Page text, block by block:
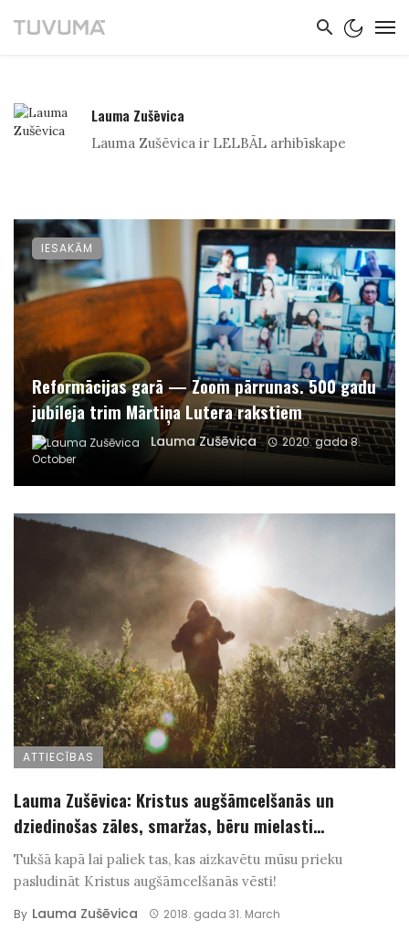
Lauma Zušēvica
Lauma Zušēvica ir LELBĀL arhibīskape
Reformācijas garā — Zoom pārrunas. 500 gadu
jubileja trim Mārtiņa Lutera rakstiem
Lauma Zušēvica
2020. gada 8.
October
IESAKĀM
ATTIECĪBAS
Lauma Zušēvica: Kristus augšāmcelšanās un
dziedinošas zāles, smaržas, bēru mielasti…
Tukšā kapā lai paliek tas, kas aizkavētu mūsu prieku
pasludināt Kristus augšāmcelšanās vēsti!
By Lauma Zušēvica 2018. gada 31. March